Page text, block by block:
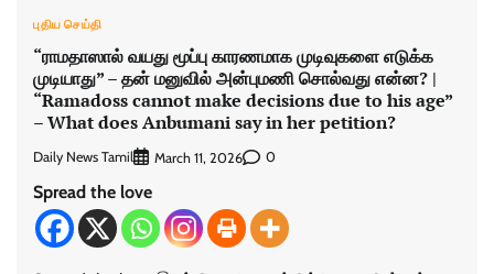
புதிய செய்தி
“ராமதாஸால் வயது மூப்பு காரணமாக முடிவுகளை எடுக்க
முடியாது” – தன் மனுவில் அன்புமணி சொல்வது என்ன? |
“Ramadoss cannot make decisions due to his age”
– What does Anbumani say in her petition?
Daily News Tamil March 11, 2026 0
Spread the love